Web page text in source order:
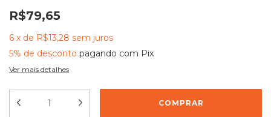
R$79,65
6 x de R$13,28 sem juros
5% de desconto pagando com Pix
Ver mais detalhes